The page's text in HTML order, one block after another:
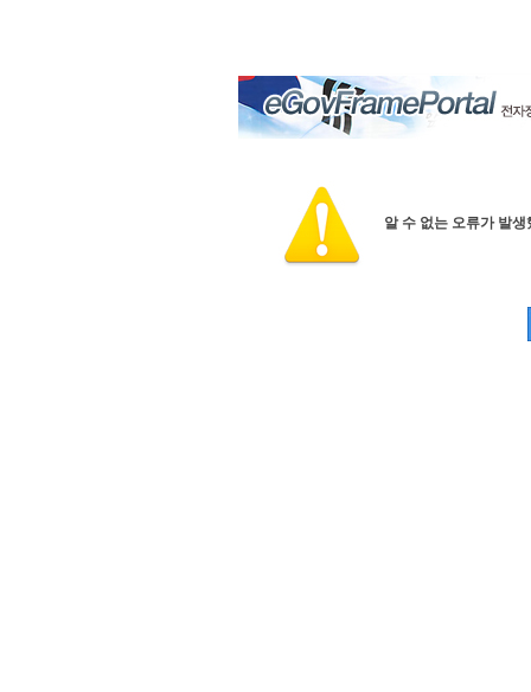
알 수 없는 오류가 발생